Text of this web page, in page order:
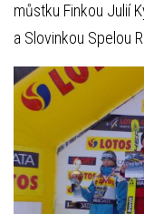
můstku Finkou Julií
a Slovinkou Spelou